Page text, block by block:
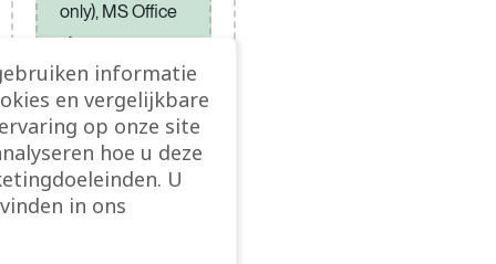
only), MS Office
Omgevingsgroo
tte: KMO tot
internationaal
(EMEA-scope)
informatie
en vergelijkbare
op onze site
hoe u deze
U
in ons